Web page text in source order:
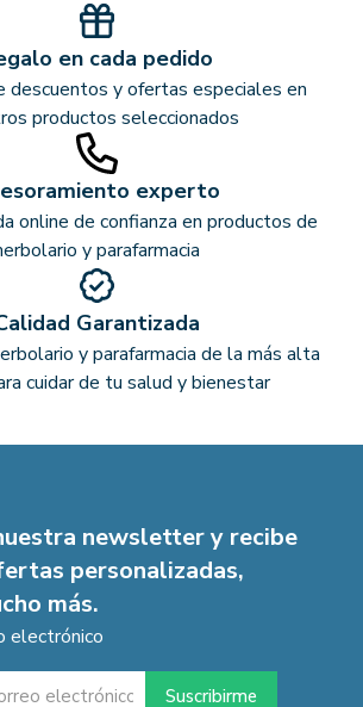
en cada pedido
descuentos y ofertas especiales en
productos seleccionados
experto
online de confianza en productos de
y parafarmacia
Garantizada
y parafarmacia de la más alta
cuidar de tu salud y bienestar
newsletter y recibe
personalizadas,
más.
electrónico